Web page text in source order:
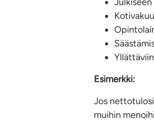
Esimerkki:
Jos
muihin